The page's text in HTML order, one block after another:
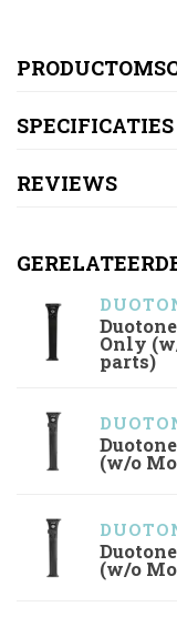
SPECIFICATIES
REVIEWS
Only
parts)
(w/o
(w/o